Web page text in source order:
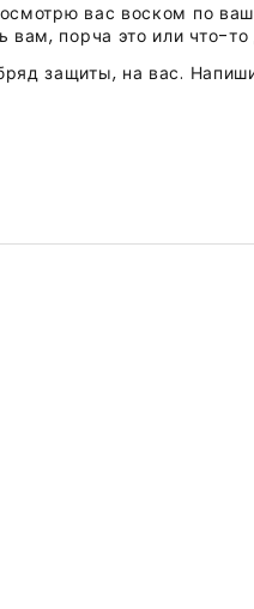
вас воском по
вам, порча это или что-то
защиты, на вас.